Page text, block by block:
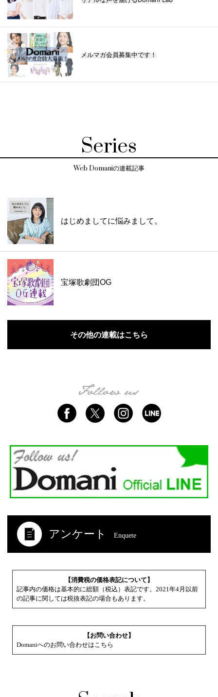
メルマガ会員募集中です！
Series
Web Domaniの連載記事
はじめましてに悩みまして。
宝塚歌劇団OG
その他の連載はこちら
アンケート Enquete
【消費税の価格表記について】
記事内の価格は基本的に総額（税込）表記です。2021年4月以前
の記事に関しては税抜表記の場合もあります。
【お問い合わせ】
Domaniへのお問い合わせはこちら